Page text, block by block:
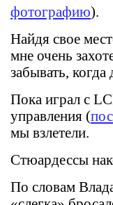
фотографию).
Найдя свое
мне очень
забывать, когда
Пока играл с
управления (
мы взлетели.
Стюардессы
По словам